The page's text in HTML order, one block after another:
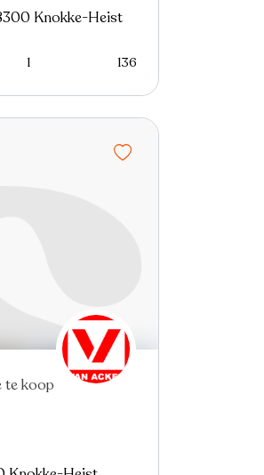
Knokke-Heist
1 136
te koop